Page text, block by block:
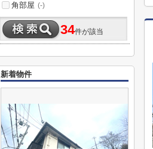
角部屋 (-)
34件が該当
新着物件